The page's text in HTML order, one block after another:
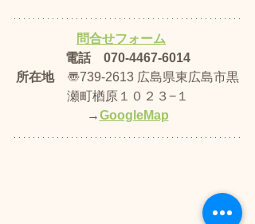
問合せフォーム
電話　070-4467-6014
所在地 〠739-2613 広島県東広島市黒
瀬町楢原１０２３−１
→GoogleMap